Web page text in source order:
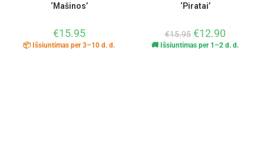
‘Mašinos’
€15.95
📦 Išsiuntimas per 3–10 d. d.
‘Piratai’
€15.95 €12.90
🚚 Išsiuntimas per 1–2 d. d.